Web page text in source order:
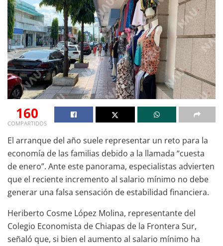
160
COMPARTIDOS
El arranque del año suele representar un reto para la
economía de las familias debido a la llamada “cuesta
de enero”. Ante este panorama, especialistas advierten
que el reciente incremento al salario mínimo no debe
generar una falsa sensación de estabilidad financiera.
Heriberto Cosme López Molina, representante del
Colegio Economista de Chiapas de la Frontera Sur,
señaló que, si bien el aumento al salario mínimo ha